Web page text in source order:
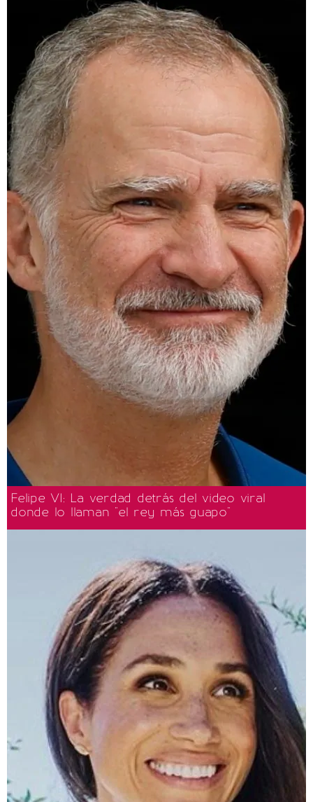
Felipe VI: La verdad detrás del video viral
donde lo llaman "el rey más guapo"